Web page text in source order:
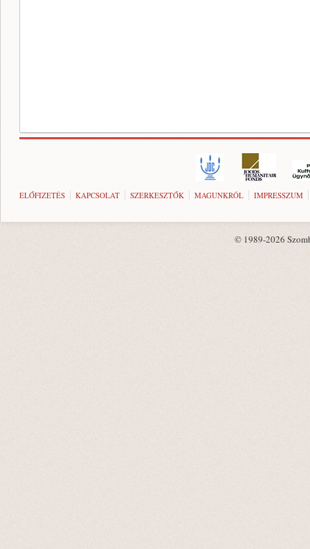
ELŐFIZETÉS KAPCSOLAT SZERKESZTŐK MAGUNKRÓL IMPRESSZUM
© 1989-2026